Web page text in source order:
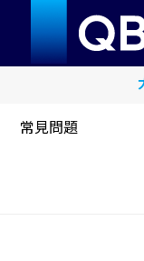
sim Credit
常見問題